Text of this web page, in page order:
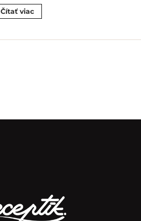
Čítať viac